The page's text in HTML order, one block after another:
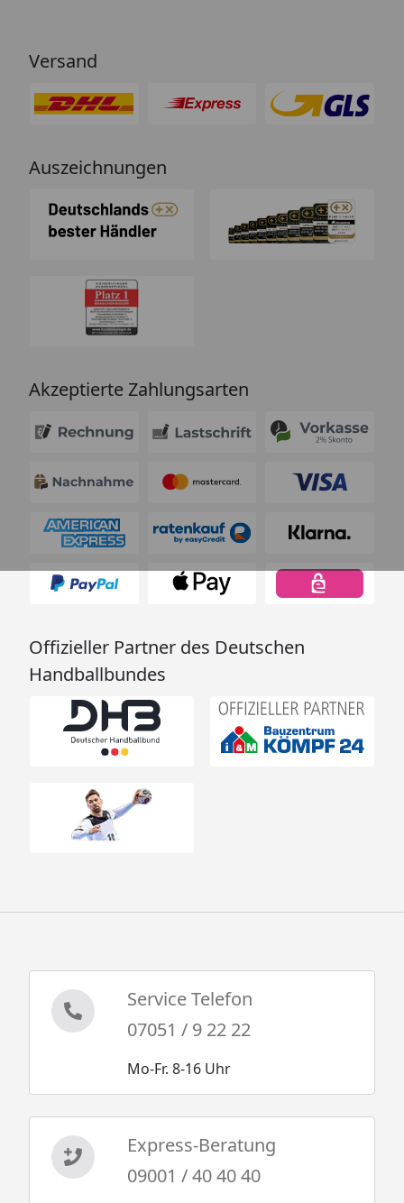
Versand
Auszeichnungen
Akzeptierte Zahlungsarten
Offizieller Partner des Deutschen
Handballbundes
Service Telefon
07051 / 9 22 22
Mo-Fr. 8-16 Uhr
Express-Beratung
09001 / 40 40 40